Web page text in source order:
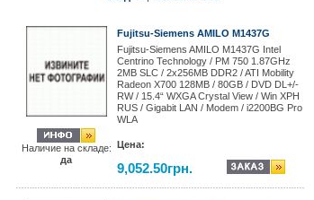
Наличие на складе:
да
Fujitsu-Siemens AMILO M1437G
Fujitsu-Siemens AMILO M1437G Intel
Centrino Technology / PM 750 1.87GHz
2MB SLC / 2x256MB DDR2 / ATI Mobility
Radeon X700 128MB / 80GB / DVD DL+/-
RW / 15.4“ WXGA Crystal View / Win XPH
RUS / Gigabit LAN / Modem / i2200BG Pro
WLA
Цена:
9,052.50грн.